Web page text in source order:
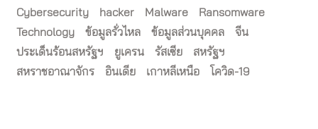
Cybersecurity
hacker Malware
Ransomware
Technology
ข้อมูลรั่วไหล ข้อมูลส่วนบุคคล
จีน
ประเด็นร้อนสหรัฐฯ
ยูเครน รัสเซีย
สหรัฐฯ
สหราชอาณาจักร
อินเดีย เกาหลีเหนือ โควิด-19